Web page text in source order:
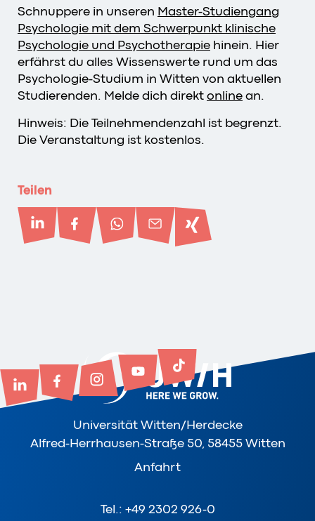
Schnuppere in unseren Master-Studiengang
Psychologie mit dem Schwerpunkt klinische
Psychologie und Psychotherapie hinein. Hier
erfährst du alles Wissenswerte rund um das
Psychologie-Studium in Witten von aktuellen
Studierenden. Melde dich direkt online an.
Hinweis: Die Teilnehmendenzahl ist begrenzt.
Die Veranstaltung ist kostenlos.
Teilen
Universität Witten/Herdecke
Alfred-Herrhausen-Straße 50, 58455 Witten
Anfahrt
Tel.: +49 2302 926-0